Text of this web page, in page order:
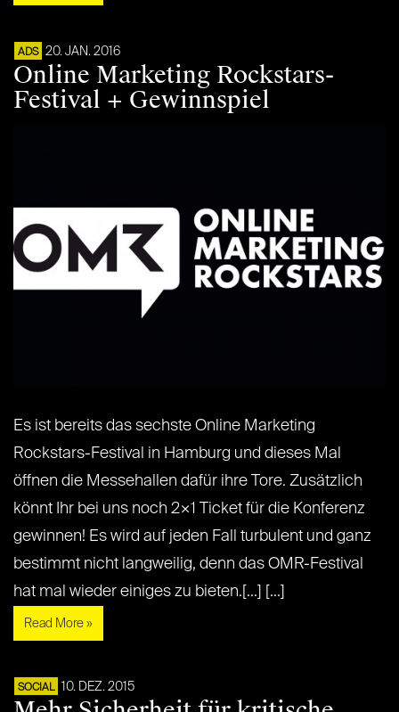
ADS 20. JAN. 2016
Online Marketing Rockstars-
Festival + Gewinnspiel
Es ist bereits das sechste Online Marketing
Rockstars-Festival in Hamburg und dieses Mal
öffnen die Messehallen dafür ihre Tore. Zusätzlich
könnt Ihr bei uns noch 2×1 Ticket für die Konferenz
gewinnen! Es wird auf jeden Fall turbulent und ganz
bestimmt nicht langweilig, denn das OMR-Festival
hat mal wieder einiges zu bieten.[...] [...]
Read More »
SOCIAL 10. DEZ. 2015